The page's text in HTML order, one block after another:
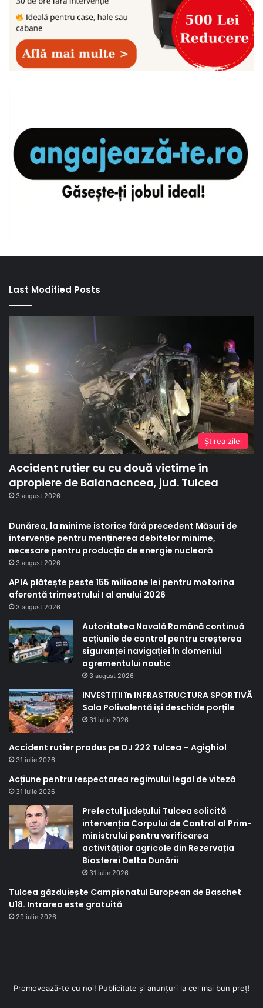
Last Modified Posts
Ştirea zilei
Accident rutier cu cu două victime în
apropiere de Balanacncea, jud. Tulcea
3 august 2026
Dunărea, la minime istorice fără precedent Măsuri de
intervenție pentru menținerea debitelor minime,
necesare pentru producția de energie nucleară
3 august 2026
APIA plătește peste 155 milioane lei pentru motorina
aferentă trimestrului I al anului 2026
3 august 2026
Autoritatea Navală Română continuă
acțiunile de control pentru creșterea
siguranței navigației în domeniul
agrementului nautic
3 august 2026
INVESTIȚII în INFRASTRUCTURA SPORTIVĂ
Sala Polivalentă își deschide porțile
31 iulie 2026
Accident rutier produs pe DJ 222 Tulcea – Agighiol
31 iulie 2026
Acțiune pentru respectarea regimului legal de viteză
31 iulie 2026
Prefectul județului Tulcea solicită
intervenția Corpului de Control al Prim-
ministrului pentru verificarea
activităților agricole din Rezervația
Biosferei Delta Dunării
31 iulie 2026
Tulcea găzduiește Campionatul European de Baschet
U18. Intrarea este gratuită
29 iulie 2026
Promovează-te cu noi! Publicitate și anunțuri la cel mai bun preț!